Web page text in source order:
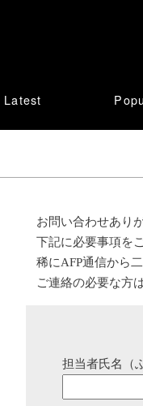
Latest
お問い合わせあり
下記に必要事項を
稀にAFP通信から
ご連絡の必要な方
担当者氏名（